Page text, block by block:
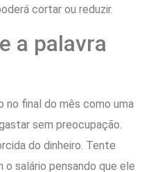
cortar ou reduzir.
a palavra
no final do mês como uma
sem preocupação.
do dinheiro. Tente
o salário pensando que ele